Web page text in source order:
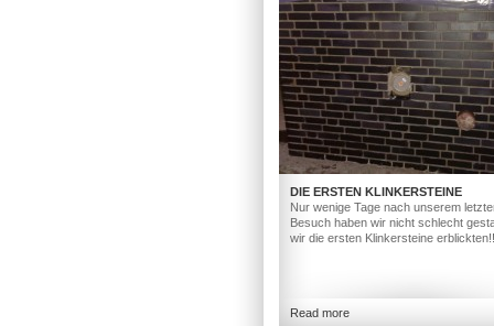
DIE ERSTEN KLINKERSTEINE
Nur wenige Tage nach unserem
Besuch haben wir nicht schlecht
wir die ersten Klinkersteine
Read more